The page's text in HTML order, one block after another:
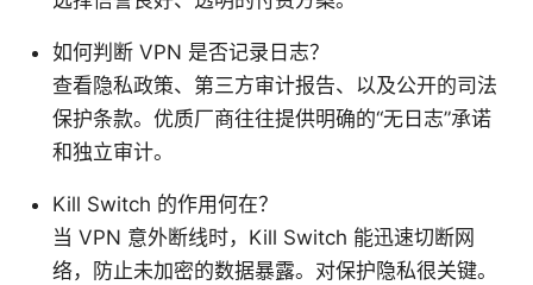
如何判断 VPN 是否记录日志？
查看隐私政策、第三方审计报告、以及公开的司法
保护条款。优质厂商往往提供明确的“无日志”承诺
和独立审计。
Kill Switch 的作用何在？
当 VPN 意外断线时，Kill Switch 能迅速切断网
络，防止未加密的数据暴露。对保护隐私很关键。